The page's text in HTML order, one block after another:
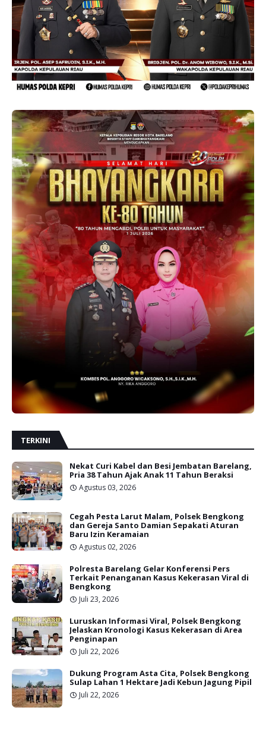
TERKINI
Nekat Curi Kabel dan Besi Jembatan Barelang,
Pria 38 Tahun Ajak Anak 11 Tahun Beraksi
Agustus 03, 2026
Cegah Pesta Larut Malam, Polsek Bengkong
dan Gereja Santo Damian Sepakati Aturan
Baru Izin Keramaian
Agustus 02, 2026
Polresta Barelang Gelar Konferensi Pers
Terkait Penanganan Kasus Kekerasan Viral di
Bengkong
Juli 23, 2026
Luruskan Informasi Viral, Polsek Bengkong
Jelaskan Kronologi Kasus Kekerasan di Area
Penginapan
Juli 22, 2026
Dukung Program Asta Cita, Polsek Bengkong
Sulap Lahan 1 Hektare Jadi Kebun Jagung Pipil
Juli 22, 2026